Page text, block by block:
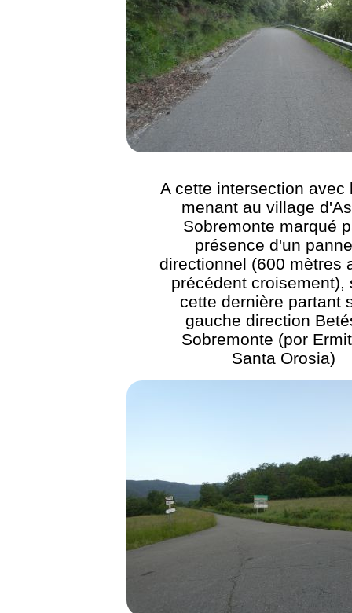
A cette intersection avec
menant au village
Sobremonte marqué
présence d'un
directionnel (600 mètres
précédent croisement),
cette dernière partant
gauche direction
Sobremonte (por
Santa Orosia)